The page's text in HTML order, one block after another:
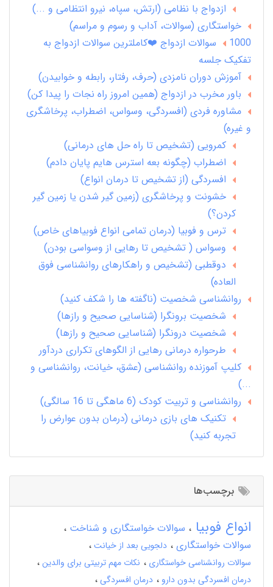
ازدواج با نظامی (ارتش، سپاه، نیرو انتظامی و ...)
خواستگاری (سوالات، آداب و رسوم و مراسم)
1000 سوالات ازدواج ❤️کاملترین سوالات ازدواج به
تفکیک جلسه
آموزش دوران نامزدی (حرف، رفتار، رابطه و خوابیدن)
باور مخرب در ازدواج (همین امروز راه نجات را پیدا کن)
مشاوره فردی (افسردگی، وسواس، اضطراب، پرخاشگری
و غیره)
کمرویی (تشخیص تا راه حل های درمانی)
اضطراب (چگونه بعه استرس هایم پایان دادم)
افسردگی (از تشخیص تا درمان انواع)
خشونت و پرخاشگری (زمین گیر شدن یا زمین گیر
کردن؟)
ترس و فوبیا (درمان تمامی انواع فوبیاهای خاص)
وسواس ( تشخیص تا رهایی از وسواسی بودن)
دوقطبی (تشخیص و راهکارهای روانشناسی فوق
العاده)
روانشناسی شخصیت (ناگفته ها را شکف کنید)
شخصیت برونگرا (شناسایی صحیح و رازها)
شخصیت درونگرا (شناسایی صحیح و رازها)
طرحواره درمانی رهایی از الگوهای تکراری دردآور
کلیپ آموزنده روانشناسی (عشق، خیانت، روانشناسی و
...)
روانشناسی و تربیت کودک (6 ماهگی تا 16 سالگی)
تکنیک های بازی درمانی (درمان بدون عوارض را
تجربه کنید)
برچسب‌ها
انواع فوبیا
سوالات خواستگاری و شناخت
سوالات خواستگاری
دلجویی بعد از خیانت
سوالات روانشناسی خواستگاری
نکات مهم تربیتی برای والدین
درمان افسردگی بدون دارو
درمان افسردگی